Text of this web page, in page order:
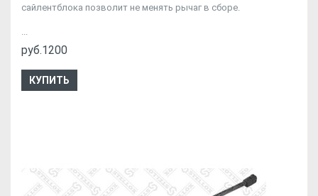
сайлентблока позволит не менять рычаг в сборе.
...
руб.1200
КУПИТЬ